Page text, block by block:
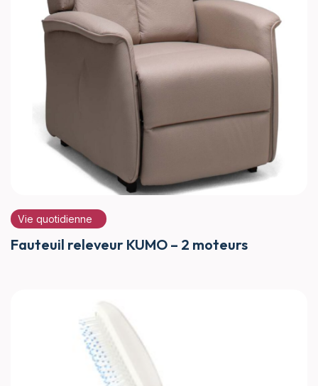
Vie quotidienne
Fauteuil releveur KUMO – 2 moteurs